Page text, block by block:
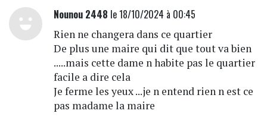
Nounou 2448 le 18/10/2024 à 00:45
Rien ne changera dans ce quartier
De plus une maire qui dit que tout va bien
.....mais cette dame n habite pas le quartier
facile a dire cela
Je ferme les yeux ...je n entend rien n est ce
pas madame la maire